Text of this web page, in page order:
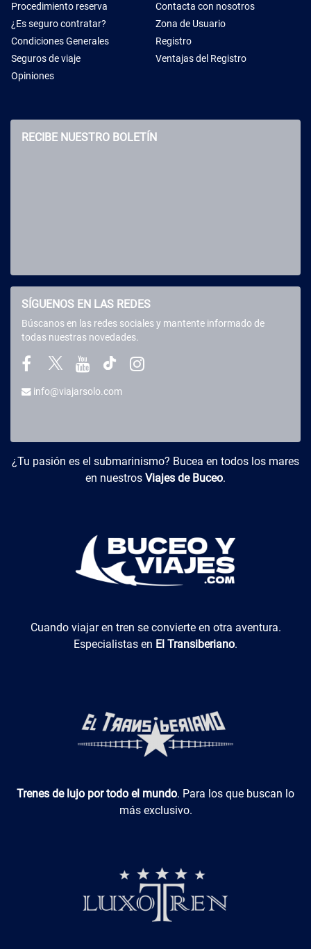
Procedimiento reserva
¿Es seguro contratar?
Condiciones Generales
Seguros de viaje
Opiniones
Contacta con nosotros
Zona de Usuario
Registro
Ventajas del Registro
RECIBE NUESTRO BOLETÍN
SÍGUENOS EN LAS REDES
Búscanos en las redes sociales y mantente informado de
todas nuestras novedades.
info@viajarsolo.com
Buceo y Viajes
¿Tu pasión es el submarinismo? Bucea en todos los mares
en nuestros Viajes de Buceo.
El Transiberiano
Cuando viajar en tren se convierte en otra aventura.
Especialistas en El Transiberiano.
Luxotren
Trenes de lujo por todo el mundo. Para los que buscan lo
más exclusivo.